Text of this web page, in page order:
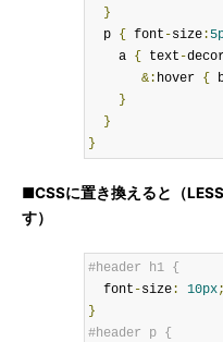
}
  p
{ font -size:
    a
{ text -
&: hover {
}
}
}
■CSSに置き換えると（
す）
#header h1 {
  font
-size: 10px;
}
#header p {